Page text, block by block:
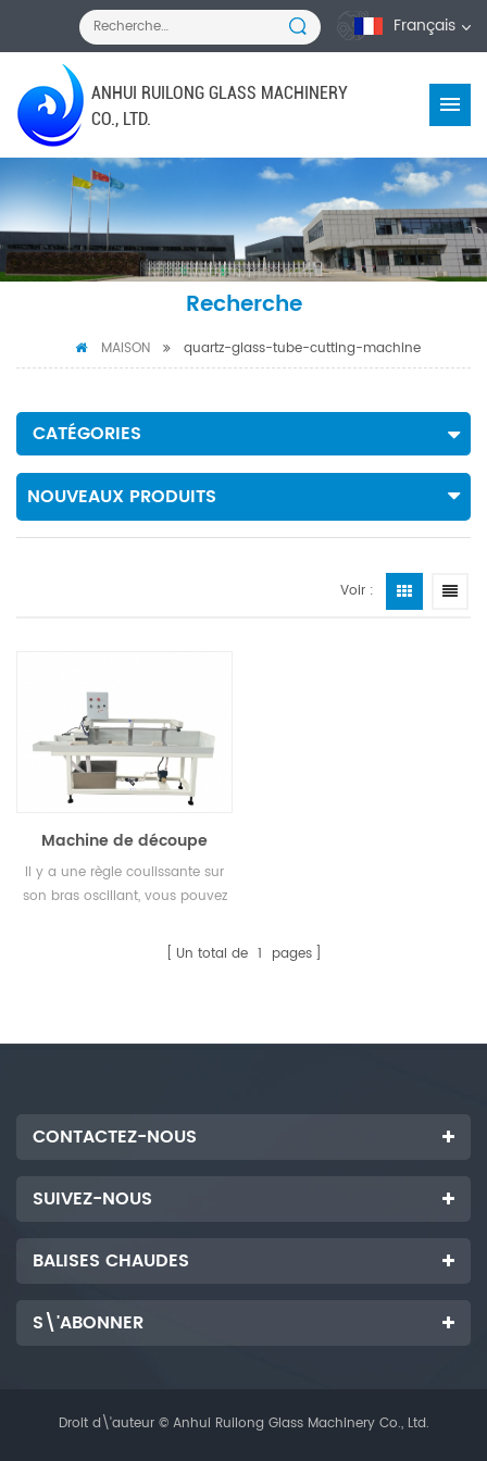
Français
ANHUI RUILONG GLASS MACHINERY
CO., LTD.
Recherche
MAISON quartz-glass-tube-cutting-machine
CATÉGORIES
NOUVEAUX PRODUITS
Voir :
Machine de découpe
manuelle de tubes ou de
tiges de verre
Il y a une règle coulissante sur
son bras oscillant, vous pouvez
verrouiller. placez votre tube ou
en masse.
Un total de 1 pages
CONTACTEZ-NOUS
SUIVEZ-NOUS
BALISES CHAUDES
S\'ABONNER
Droit d\'auteur © Anhui Ruilong Glass Machinery Co., Ltd.